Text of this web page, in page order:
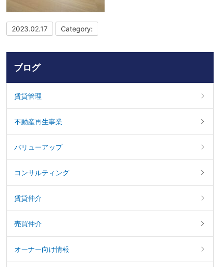
2023.02.17 Category:
ブログ
賃貸管理
不動産再生事業
バリューアップ
コンサルティング
賃貸仲介
売買仲介
オーナー向け情報